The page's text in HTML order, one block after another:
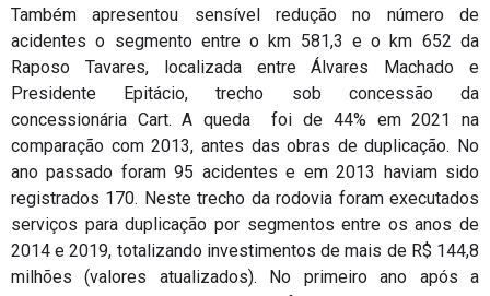
Também apresentou sensível redução no número de
acidentes o segmento entre o km 581,3 e o km 652 da
Raposo Tavares, localizada entre Álvares Machado e
Presidente Epitácio, trecho sob concessão da
concessionária Cart. A queda foi de 44% em 2021 na
comparação com 2013, antes das obras de duplicação. No
ano passado foram 95 acidentes e em 2013 haviam sido
registrados 170. Neste trecho da rodovia foram executados
serviços para duplicação por segmentos entre os anos de
2014 e 2019, totalizando investimentos de mais de R$ 144,8
milhões (valores atualizados). No primeiro ano após a